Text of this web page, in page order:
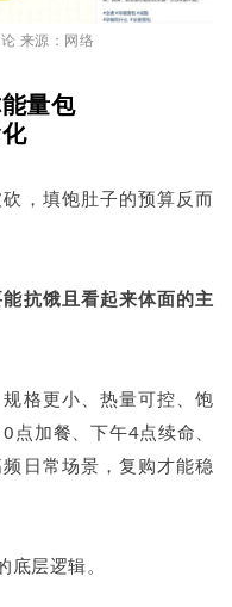
来源：网络
量包
，填饱肚子的预算反而
抗饿且看起来体面的主
格更小、热量可控、饱
点加餐、下午4点续命、
日常场景，复购才能稳
层逻辑。